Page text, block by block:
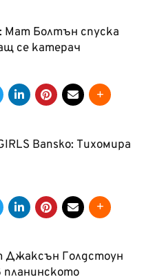
Мат Болтън спуска
се катерач
Bansko: Тихомира
Джаксън Голдстоун